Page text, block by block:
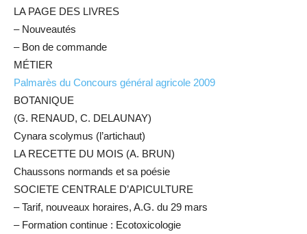
LA PAGE DES LIVRES
– Nouveautés
– Bon de commande
MÉTIER
Palmarès du Concours général agricole 2009
BOTANIQUE
(G. RENAUD, C. DELAUNAY)
Cynara scolymus (l’artichaut)
LA RECETTE DU MOIS (A. BRUN)
Chaussons normands et sa poésie
SOCIETE CENTRALE D’APICULTURE
– Tarif, nouveaux horaires, A.G. du 29 mars
– Formation continue : Ecotoxicologie